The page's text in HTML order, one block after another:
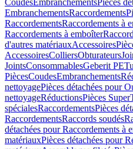
CoudesEmbranchementsPièces
EmbranchementsRaccordements
RaccordementsRaccordements à
Raccordements à emboîter
d'autres matériauxAccessoires
AccessoiresColliersObturateurs
JointsConsommablesGeberit PE
PiècesCoudesEmbranchements
nettoyagePièces détachées pour
nettoyageRéductionsPièces
spécialesRaccordementsPièces
RaccordementsRaccords soudés
détachées pour Raccordements à
matériauxPièces détachées pour